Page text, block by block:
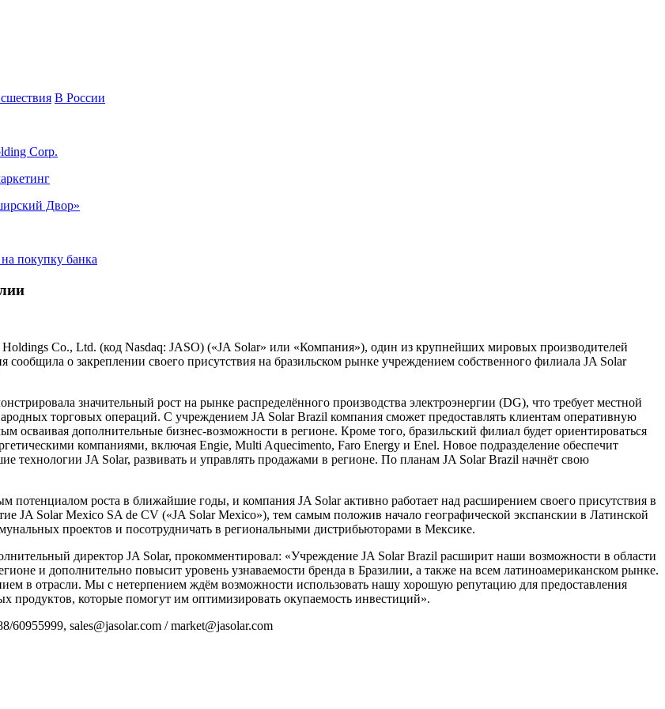
В России
Corp.
Двор»
покупку банка
Co., Ltd. (код Nasdaq: JASO) («JA Solar» или «Компания»), один из крупнейших мировых производителей
сообщила о закреплении своего присутствия на бразильском рынке учреждением собственного филиала JA Solar
значительный рост на рынке распределённого производства электроэнергии (DG), что требует местной
торговых операций. С учреждением JA Solar Brazil компания сможет предоставлять клиентам оперативную
дополнительные бизнес-возможности в регионе. Кроме того, бразильский филиал будет ориентироваться
компаниями, включая Engie, Multi Aquecimento, Faro Energy и Enel. Новое подразделение обеспечит
технологии JA Solar, развивать и управлять продажами в регионе. По планам JA Solar Brazil начнёт свою
роста в ближайшие годы, и компания JA Solar активно работает над расширением своего присутствия в
JA Solar Mexico SA de CV («JA Solar Mexico»), тем самым положив начало географической экспанскии в Латинской
проектов и посотрудничать в региональными дистрибьюторами в Мексике.
директор JA Solar, прокомментировал: «Учреждение JA Solar Brazil расширит наши возможности в области
и дополнительно повысит уровень узнаваемости бренда в Бразилии, а также на всем латиноамериканском рынке.
в отрасли. Мы с нетерпением ждём возможности использовать нашу хорошую репутацию для предоставления
продуктов, которые помогут им оптимизировать окупаемость инвестиций».
sales@jasolar.com / market@jasolar.com